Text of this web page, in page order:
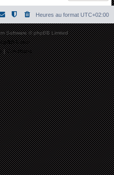
e
r
Heures au format UTC+02:00
Software © phpBB Limited
fr.com
|Conditions